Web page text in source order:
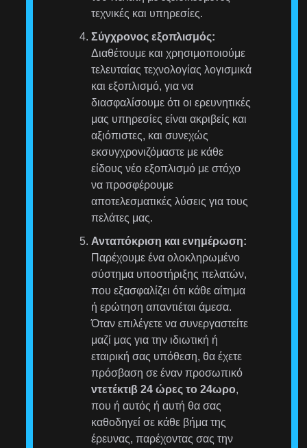
τεχνικές και υπηρεσίες.
Σύγχρονος εξοπλισμός:
Διαθέτουμε και χρησιμοποιούμε
τελευταίας τεχνολογίας λογισμικά
και εξοπλισμό, για να
διασφαλίσουμε ότι οι ερευνητικές
μας υπηρεσίες είναι ακριβείς και
αξιόπιστες, και συνεχώς
εκσυγχρονιζόμαστε με κάθε
είδους νέο εξοπλισμό με στόχο
να προσφέρουμε
αποτελεσματικές λύσεις για τους
πελάτες μας.
Ανταπόκριση και ενημέρωση:
Παρέχουμε ένα ολοκληρωμένο
σύστημα υποστήριξης πελατών,
που εξασφαλίζει ότι κάθε αίτημα
ή ερώτηση απαντιέται άμεσα.
Όταν επιλέγετε να συνεργαστείτε
μαζί μας για την ιδιωτική ή
εταιρική σας υπόθεση, θα έχετε
πρόσβαση σε έναν προσωπικό
ντετέκτιβ 24 ώρες το 24ωρο,
που ή αυτός ή αυτή θα σας
καθοδηγεί σε κάθε βήμα της
έρευνας, παρέχοντας σας την